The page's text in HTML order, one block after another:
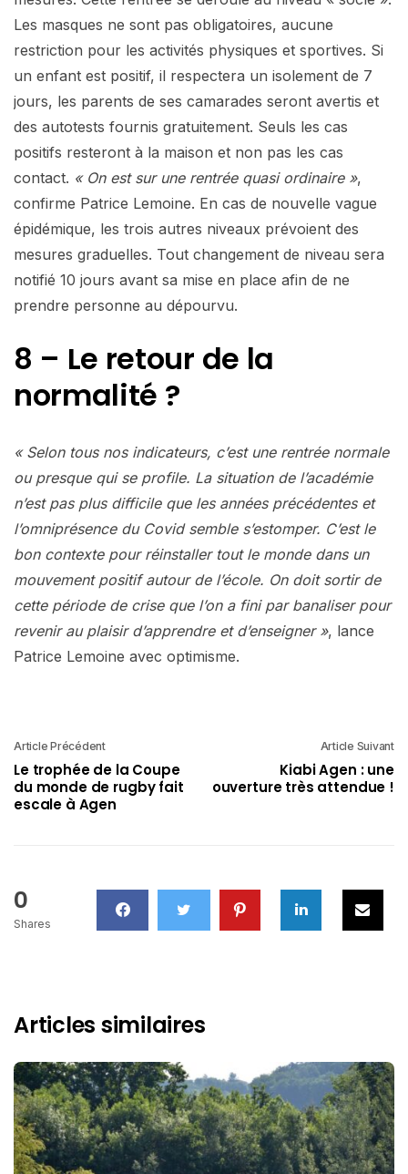
Les masques ne sont pas obligatoires, aucune
restriction pour les activités physiques et sportives. Si
un enfant est positif, il respectera un isolement de 7
jours, les parents de ses camarades seront avertis et
des autotests fournis gratuitement. Seuls les cas
positifs resteront à la maison et non pas les cas
contact. « On est sur une rentrée quasi ordinaire »,
confirme Patrice Lemoine. En cas de nouvelle vague
épidémique, les trois autres niveaux prévoient des
mesures graduelles. Tout changement de niveau sera
notifié 10 jours avant sa mise en place afin de ne
prendre personne au dépourvu.
8 – Le retour de la
normalité ?
« Selon tous nos indicateurs, c’est une rentrée normale
ou presque qui se profile. La situation de l’académie
n’est pas plus difficile que les années précédentes et
l’omniprésence du Covid semble s’estomper. C’est le
bon contexte pour réinstaller tout le monde dans un
mouvement positif autour de l’école. On doit sortir de
cette période de crise que l’on a fini par banaliser pour
revenir au plaisir d’apprendre et d’enseigner », lance
Patrice Lemoine avec optimisme.
Article Précédent
Le trophée de la Coupe
du monde de rugby fait
escale à Agen
Article Suivant
Kiabi Agen : une
ouverture très attendue !
0
Shares
Articles similaires